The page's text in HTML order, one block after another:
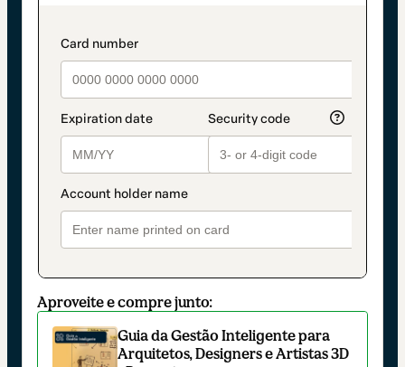
payment_data.section_title_v2
pagamento
Aproveite e compre junto:
Guia da Gestão Inteligente para
Arquitetos, Designers e Artistas 3D